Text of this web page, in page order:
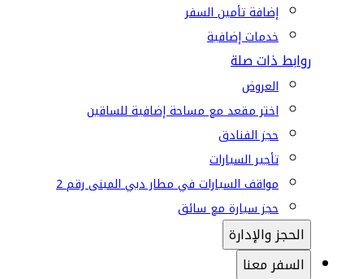
إضافة تأمين السفر
خدمات إضافية
روابط ذات صلة
العروض
اختر مقعد مع مساحة إضافية للساقين
حجز الفنادق
تأجير السيارات
مواقف السيارات في مطار دبي المبنى رقم 2
حجز سيارة مع سائق
الحجز والإدارة
السفر معنا